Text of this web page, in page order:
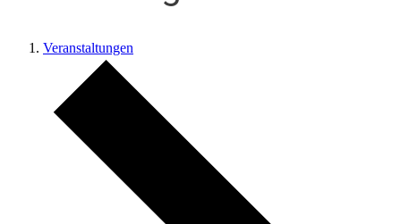
Veranstaltungen